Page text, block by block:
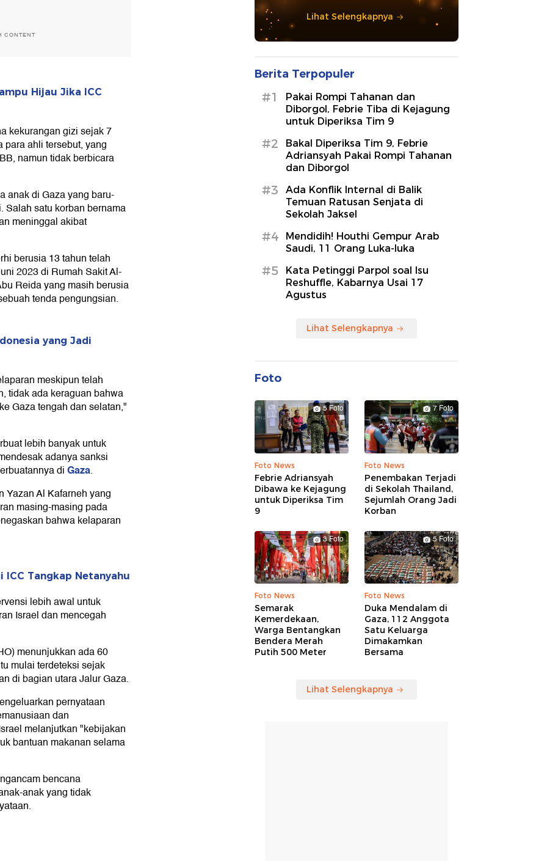
CONTENT
Hijau Jika ICC
kekurangan gizi sejak 7
para ahli tersebut, yang
namun tidak berbicara
anak di Gaza yang baru-
Salah satu korban bernama
meninggal akibat
berusia 13 tahun telah
2023 di Rumah Sakit Al-
Reida yang masih berusia
tenda pengungsian.
yang Jadi
meskipun telah
tidak ada keraguan bahwa
Gaza tengah dan selatan,"
lebih banyak untuk
adanya sanksi
diGaza.
Yazan Al Kafarneh yang
masing-masing pada
bahwa kelaparan
ICC Tangkap Netanyahu
lebih awal untuk
Israel dan mencegah
menunjukkan ada 60
mulai terdeteksi sejak
di bagian utara Jalur Gaza.
pernyataan
dan
melanjutkan "kebijakan
bantuan makanan selama
bencana
anak yang tidak
Lihat Selengkapnya
Berita Terpopuler
#1
Pakai Rompi Tahanan dan
Diborgol, Febrie Tiba di Kejagung
untuk Diperiksa Tim 9
#2
Bakal Diperiksa Tim 9, Febrie
Adriansyah Pakai Rompi Tahanan
dan Diborgol
#3
Ada Konflik Internal di Balik
Temuan Ratusan Senjata di
Sekolah Jaksel
#4
Mendidih! Houthi Gempur Arab
Saudi, 11 Orang Luka-luka
#5
Kata Petinggi Parpol soal Isu
Reshuffle, Kabarnya Usai 17
Agustus
Lihat Selengkapnya
Foto
5 Foto
Foto News
Febrie Adriansyah
Dibawa ke Kejagung
untuk Diperiksa Tim
9
7 Foto
Foto News
Penembakan Terjadi
di Sekolah Thailand,
Sejumlah Orang Jadi
Korban
3 Foto
Foto News
Semarak
Kemerdekaan,
Warga Bentangkan
Bendera Merah
Putih 500 Meter
5 Foto
Foto News
Duka Mendalam di
Gaza, 112 Anggota
Satu Keluarga
Dimakamkan
Bersama
Lihat Selengkapnya